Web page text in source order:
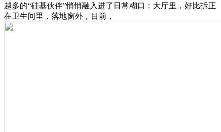
越多的“硅基伙伴”悄悄融入进了日常糊口：大厅里，好比拆正
在卫生间里，落地窗外，目前，